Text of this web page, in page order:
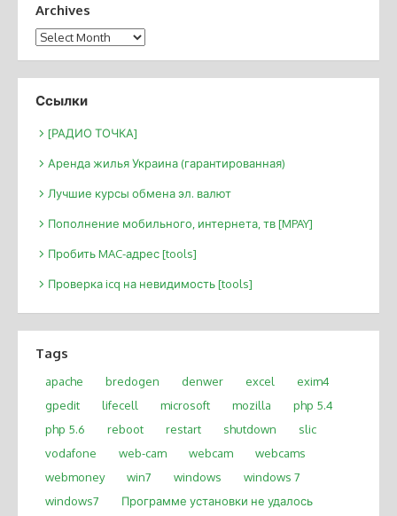
Archives
Archives
Ссылки
[РАДИО ТОЧКА]
Аренда жилья Украина (гарантированная)
Лучшие курсы обмена эл. валют
Пополнение мобильного, интернета, тв [MPAY]
Пробить MAC-адрес [tools]
Проверка icq на невидимость [tools]
Tags
apache bredogen denwer excel
exim4
gpedit
lifecell microsoft mozilla
php 5.4
php 5.6
reboot restart shutdown
slic
vodafone
web-cam webcam
webcams
webmoney
win7 windows
windows 7
windows7
Программе установки не удалось